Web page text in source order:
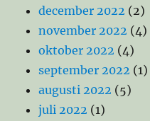
december 2022 (2)
november 2022 (4)
oktober 2022 (4)
september 2022 (1)
augusti 2022 (5)
juli 2022 (1)